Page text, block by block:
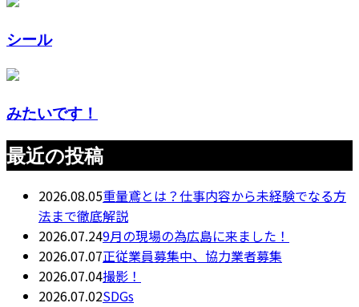
シール
みたいです！
最近の投稿
2026.08.05重量鳶とは？仕事内容から未経験でなる方
法まで徹底解説
2026.07.249月の現場の為広島に来ました！
2026.07.07正従業員募集中、協力業者募集
2026.07.04撮影！
2026.07.02SDGs